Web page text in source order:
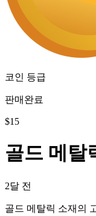
코인 등급
판매완료
$15
골드 메탈
2달 전
골드 메탈릭 소재의